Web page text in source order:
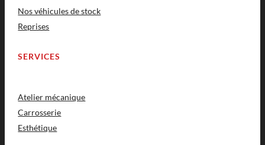
Nos véhicules de stock
Reprises
SERVICES
Atelier mécanique
Carrosserie
Esthétique